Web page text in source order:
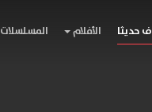
حديثا الأفلام المسلسلات